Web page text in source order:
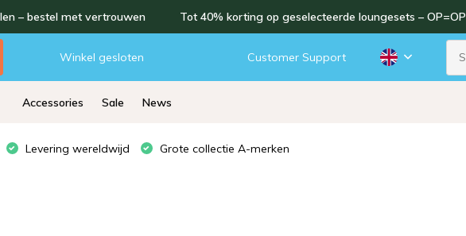
– bestel met vertrouwen Tot 40% korting op geselecteerde loungesets – OP=OP
Winkel gesloten Customer Support
Accessories Sale News
Levering wereldwijd Grote collectie A-merken